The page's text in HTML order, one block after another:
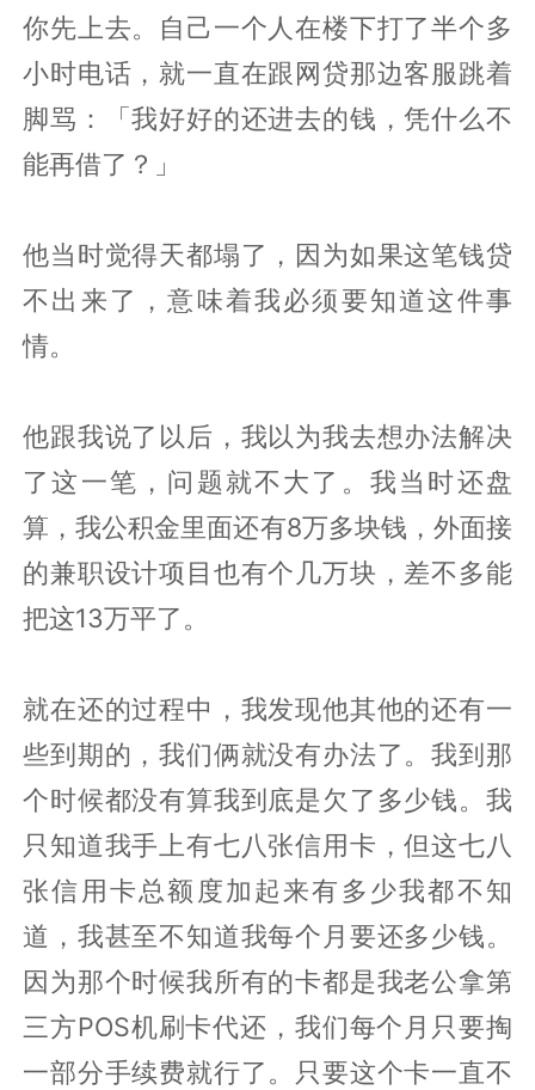
你先上去。自己一个人在楼下打了半个多
小时电话，就一直在跟网贷那边客服跳着
脚骂：「我好好的还进去的钱，凭什么不
能再借了？」
他当时觉得天都塌了，因为如果这笔钱贷
不出来了，意味着我必须要知道这件事
情。
他跟我说了以后，我以为我去想办法解决
了这一笔，问题就不大了。我当时还盘
算，我公积金里面还有8万多块钱，外面接
的兼职设计项目也有个几万块，差不多能
把这13万平了。
就在还的过程中，我发现他其他的还有一
些到期的，我们俩就没有办法了。我到那
个时候都没有算我到底是欠了多少钱。我
只知道我手上有七八张信用卡，但这七八
张信用卡总额度加起来有多少我都不知
道，我甚至不知道我每个月要还多少钱。
因为那个时候我所有的卡都是我老公拿第
三方POS机刷卡代还，我们每个月只要掏
一部分手续费就行了。只要这个卡一直不